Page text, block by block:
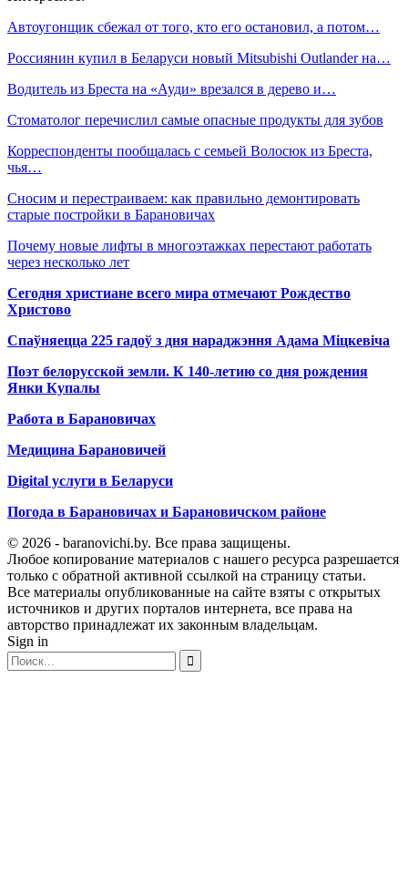
Автоугонщик сбежал от того, кто его остановил, а потом…
Россиянин купил в Беларуси новый Mitsubishi Outlander на…
Водитель из Бреста на «Ауди» врезался в дерево и…
Стоматолог перечислил самые опасные продукты для зубов
Корреспонденты пообщалась с семьей Волосюк из Бреста,
чья…
Сносим и перестраиваем: как правильно демонтировать
старые постройки в Барановичах
Почему новые лифты в многоэтажках перестают работать
через несколько лет
Сегодня христиане всего мира отмечают Рождество
Христово
Спаўняецца 225 гадоў з дня нараджэння Адама Міцкевіча
Поэт белорусской земли. К 140-летию со дня рождения
Янки Купалы
Работа в Барановичах
Медицина Барановичей
Digital услуги в Беларуси
Погода в Барановичах и Барановичском районе
© 2026 - baranovichi.by. Все права защищены.
Любое копирование материалов с нашего ресурса разрешается
только с обратной активной ссылкой на страницу статьи.
Все материалы опубликованные на сайте взяты с открытых
источников и других порталов интернета, все права на
авторство принадлежат их законным владельцам.
Sign in